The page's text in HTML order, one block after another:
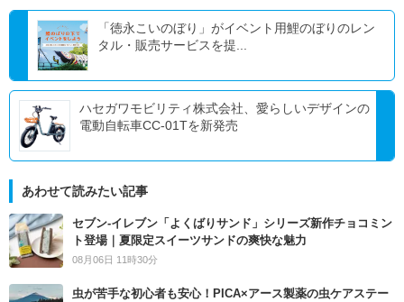
「徳永こいのぼり」がイベント用鯉のぼりのレン
タル・販売サービスを提...
ハセガワモビリティ株式会社、愛らしいデザインの
電動自転車CC-01Tを新発売
あわせて読みたい記事
セブン‐イレブン「よくばりサンド」シリーズ新作チョコミン
ト登場｜夏限定スイーツサンドの爽快な魅力
08月06日 11時30分
虫が苦手な初心者も安心！PICA×アース製薬の虫ケアステー